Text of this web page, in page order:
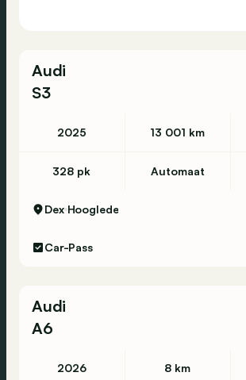
Audi
S3
2025 13 001 km
328 pk Automaat
Dex Hooglede
Car-Pass
Audi
A6
2026 8 km